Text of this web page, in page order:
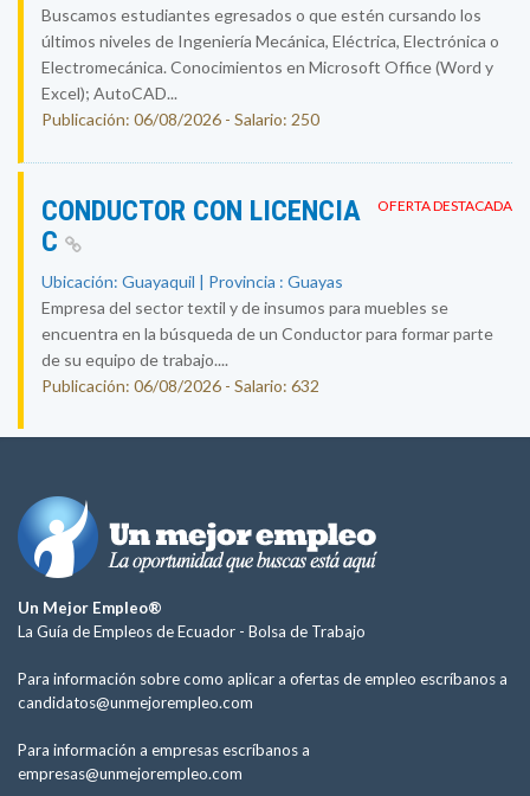
Buscamos estudiantes egresados o que estén cursando los
últimos niveles de Ingeniería Mecánica, Eléctrica, Electrónica o
Electromecánica. Conocimientos en Microsoft Office (Word y
Excel); AutoCAD...
Publicación: 06/08/2026 - Salario: 250
OFERTA DESTACADA
CONDUCTOR CON LICENCIA
C
Ubicación: Guayaquil | Provincia : Guayas
Empresa del sector textil y de insumos para muebles se
encuentra en la búsqueda de un Conductor para formar parte
de su equipo de trabajo....
Publicación: 06/08/2026 - Salario: 632
Un Mejor Empleo®
La Guía de Empleos de Ecuador - Bolsa de Trabajo
Para información sobre como aplicar a ofertas de empleo escríbanos a
candidatos@unmejorempleo.com
Para información a empresas escríbanos a
empresas@unmejorempleo.com